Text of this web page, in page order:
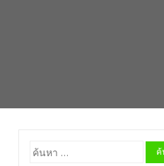
ค้นหา
สำหรับ: